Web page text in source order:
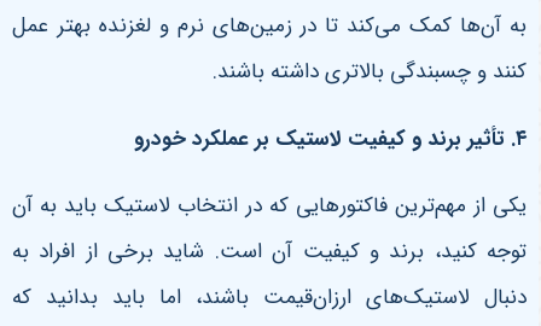
به آن‌ها کمک می‌کند تا در زمین‌های نرم و لغزنده بهتر عمل
کنند و چسبندگی بالاتری داشته باشند.
۴. تأثیر برند و کیفیت لاستیک بر عملکرد خودرو
یکی از مهم‌ترین فاکتورهایی که در انتخاب لاستیک باید به آن
توجه کنید، برند و کیفیت آن است. شاید برخی از افراد به
دنبال لاستیک‌های ارزان‌قیمت باشند، اما باید بدانید که